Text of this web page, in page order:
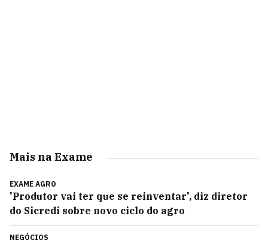
Mais na Exame
EXAME AGRO
'Produtor vai ter que se reinventar', diz diretor
do Sicredi sobre novo ciclo do agro
NEGÓCIOS